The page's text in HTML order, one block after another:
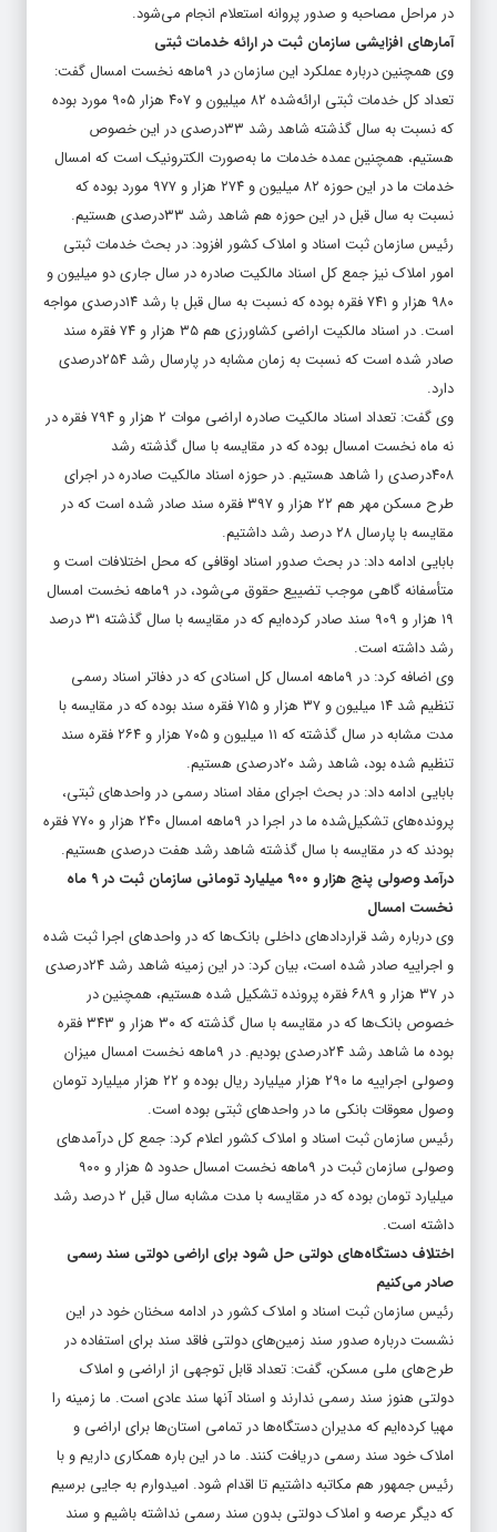
در مراحل مصاحبه و صدور پروانه استعلام انجام می‌شود.
آمارهای افزایشی سازمان ثبت در ارائه خدمات ثبتی
وی همچنین درباره عملکرد این سازمان در ۹ماهه نخست امسال گفت:
تعداد کل خدمات ثبتی ارائه‌شده ۸۲ میلیون و ۴۰۷ هزار ۹۰۵ مورد بوده
که نسبت به سال گذشته شاهد رشد ۳۳درصدی در این خصوص
هستیم، همچنین عمده خدمات ما به‌صورت الکترونیک است که امسال
خدمات ما در این حوزه ۸۲ میلیون و ۲۷۴ هزار و ۹۷۷ مورد بوده که
نسبت به سال قبل در این حوزه هم شاهد رشد ۳۳درصدی هستیم.
رئیس سازمان ثبت اسناد و املاک کشور افزود: در بحث خدمات ثبتی
امور املاک نیز جمع کل اسناد مالکیت صادره در سال جاری دو میلیون و
۹۸۰ هزار و ۷۴۱ فقره بوده که نسبت به سال قبل با رشد ۱۴درصدی مواجه
است. در اسناد مالکیت اراضی کشاورزی هم ۳۵ هزار و ۷۴ فقره سند
صادر شده است که نسبت به زمان مشابه در پارسال رشد ۲۵۴درصدی
دارد.
وی گفت: تعداد اسناد مالکیت صادره اراضی موات ۲ هزار و ۷۹۴ فقره در
نه ماه نخست امسال بوده که در مقایسه با سال گذشته رشد
۴۰۸درصدی را شاهد هستیم. در حوزه اسناد مالکیت صادره در اجرای
طرح مسکن مهر هم ۲۲ هزار و ۳۹۷ فقره سند صادر شده است که در
مقایسه با پارسال ۲۸ درصد رشد داشتیم.
بابایی ادامه داد: در بحث صدور اسناد اوقافی که محل اختلافات است و
متأسفانه گاهی موجب تضییع حقوق می‌شود، در ۹ماهه نخست امسال
۱۹ هزار و ۹۰۹ سند صادر کرده‌ایم که در مقایسه با سال گذشته ۳۱ درصد
رشد داشته است.
وی اضافه کرد: در ۹ماهه امسال کل اسنادی که در دفاتر اسناد رسمی
تنظیم شد ۱۴ میلیون و ۳۷ هزار و ۷۱۵ فقره سند بوده که در مقایسه با
مدت مشابه در سال گذشته که ۱۱ میلیون و ۷۰۵ هزار و ۲۶۴ فقره سند
تنظیم شده بود، شاهد رشد ۲۰درصدی هستیم.
بابایی ادامه داد: در بحث اجرای مفاد اسناد رسمی در واحدهای ثبتی،
پرونده‌های تشکیل‌شده ما در اجرا در ۹ماهه امسال ۲۴۰ هزار و ۷۷۰ فقره
بودند که در مقایسه با سال گذشته شاهد رشد هفت درصدی هستیم.
درآمد وصولی پنج هزار و ۹۰۰ میلیارد تومانی سازمان ثبت در ۹ ماه
نخست امسال
وی درباره رشد قراردادهای داخلی بانک‌ها که در واحدهای اجرا ثبت شده
و اجراییه صادر شده است، بیان کرد: در این زمینه شاهد رشد ۲۴درصدی
در ۳۷ هزار و ۶۸۹ فقره پرونده تشکیل شده هستیم، همچنین در
خصوص بانک‌ها که در مقایسه با سال گذشته که ۳۰ هزار و ۳۴۳ فقره
بوده ما شاهد رشد ۲۴درصدی بودیم. در ۹ماهه نخست امسال میزان
وصولی اجراییه ما ۲۹۰ هزار میلیارد ریال بوده و ۲۲ هزار میلیارد تومان
وصول معوقات بانکی ما در واحدهای ثبتی بوده است.
رئیس سازمان ثبت اسناد و املاک کشور اعلام کرد: جمع کل درآمدهای
وصولی سازمان ثبت در ۹ماهه نخست امسال حدود ۵ هزار و ۹۰۰
میلیارد تومان بوده که در مقایسه با مدت مشابه سال قبل ۲ درصد رشد
داشته است.
اختلاف دستگاه‌های دولتی حل شود برای اراضی دولتی سند رسمی
صادر می‌کنیم
رئیس سازمان ثبت اسناد و املاک کشور در ادامه سخنان خود در این
نشست درباره صدور سند زمین‌های دولتی فاقد سند برای استفاده در
طرح‌های ملی مسکن، گفت: تعداد قابل توجهی از اراضی و املاک
دولتی هنوز سند رسمی ندارند و اسناد آنها سند عادی است. ما زمینه را
مهیا کرده‌ایم که مدیران دستگاه‌ها در تمامی استان‌ها برای اراضی و
املاک خود سند رسمی دریافت کنند. ما در این باره همکاری داریم و با
رئیس جمهور هم مکاتبه داشتیم تا اقدام شود. امیدوارم به جایی برسیم
که دیگر عرصه و املاک دولتی بدون سند رسمی نداشته باشیم و سند